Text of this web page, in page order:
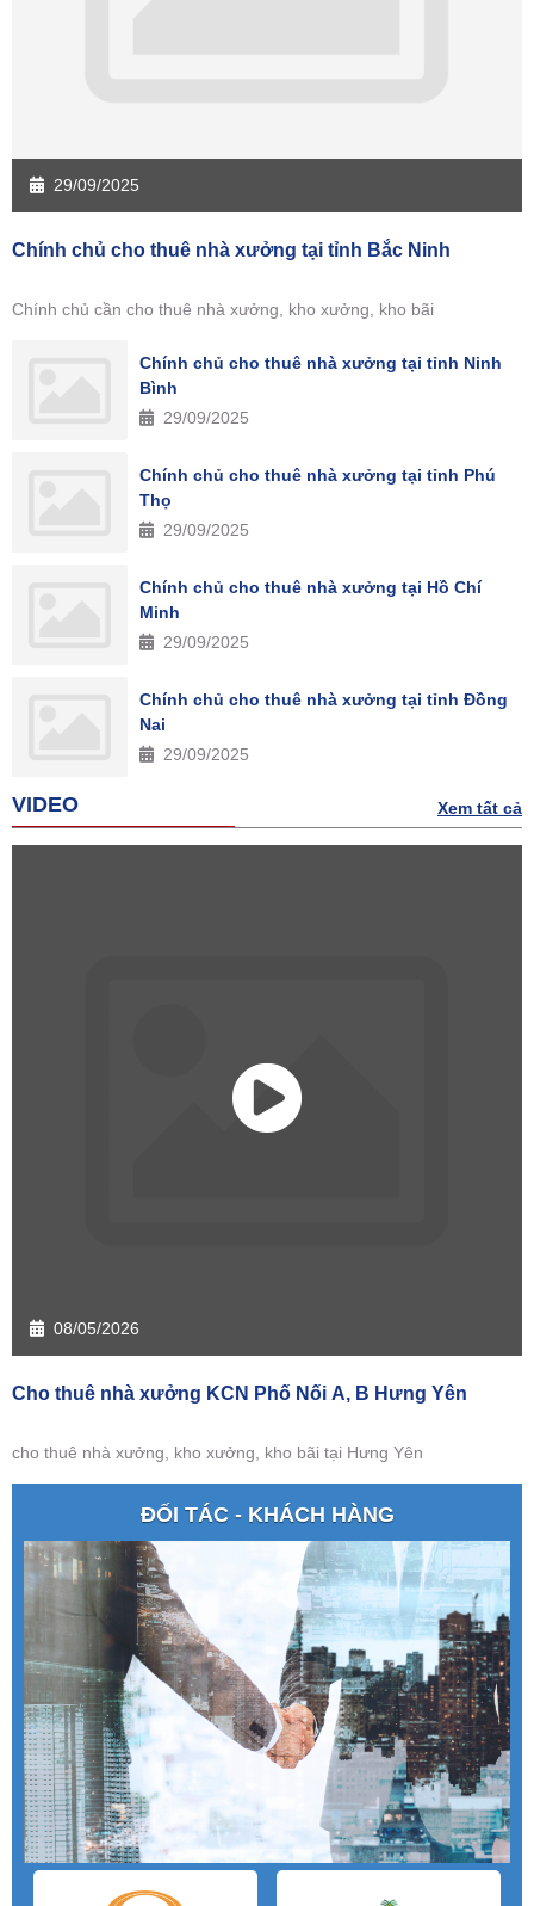
29/09/2025
Chính chủ cho thuê nhà xưởng tại tỉnh Bắc Ninh
Chính chủ cần cho thuê nhà xưởng, kho xưởng, kho bãi
Chính chủ cho thuê nhà xưởng tại tỉnh Ninh
Bình
29/09/2025
Chính chủ cho thuê nhà xưởng tại tỉnh Phú
Thọ
29/09/2025
Chính chủ cho thuê nhà xưởng tại Hồ Chí
Minh
29/09/2025
Chính chủ cho thuê nhà xưởng tại tỉnh Đồng
Nai
29/09/2025
VIDEO Xem tất cả
08/05/2026
Cho thuê nhà xưởng KCN Phố Nối A, B Hưng Yên
cho thuê nhà xưởng, kho xưởng, kho bãi tại Hưng Yên
ĐỐI TÁC - KHÁCH HÀNG